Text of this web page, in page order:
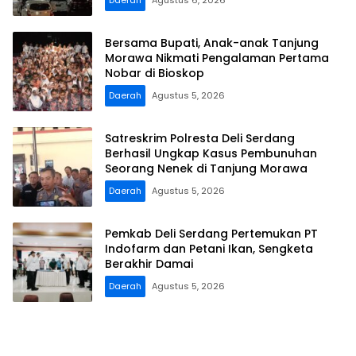
Bersama Bupati, Anak-anak Tanjung
Morawa Nikmati Pengalaman Pertama
Nobar di Bioskop
Daerah Agustus 5, 2026
Satreskrim Polresta Deli Serdang
Berhasil Ungkap Kasus Pembunuhan
Seorang Nenek di Tanjung Morawa
Daerah Agustus 5, 2026
Pemkab Deli Serdang Pertemukan PT
Indofarm dan Petani Ikan, Sengketa
Berakhir Damai
Daerah Agustus 5, 2026